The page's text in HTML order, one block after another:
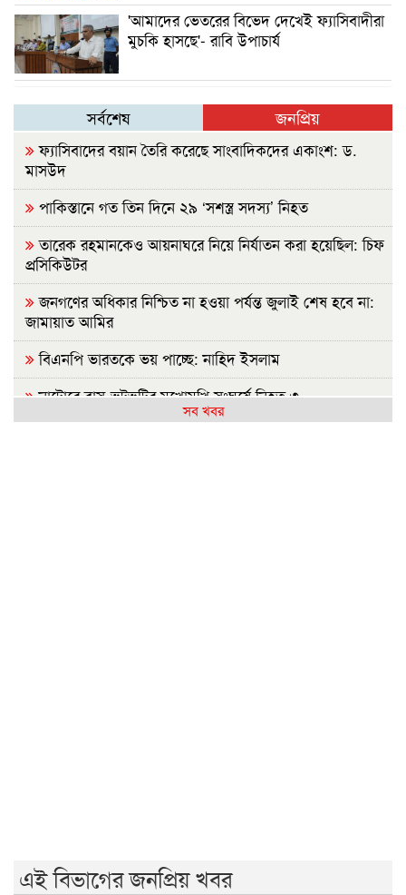
'আমাদের ভেতরের বিভেদ দেখেই ফ্যাসিবাদীরা
মুচকি হাসছে'- রাবি উপাচার্য
সর্বশেষ জনপ্রিয়
ফ্যাসিবাদের বয়ান তৈরি করেছে সাংবাদিকদের একাংশ: ড.
মাসউদ
পাকিস্তানে গত তিন দিনে ২৯ ‘সশস্ত্র সদস্য’ নিহত
তারেক রহমানকেও আয়নাঘরে নিয়ে নির্যাতন করা হয়েছিল: চিফ
প্রসিকিউটর
জনগণের অধিকার নিশ্চিত না হওয়া পর্যন্ত জুলাই শেষ হবে না:
জামায়াত আমির
বিএনপি ভারতকে ভয় পাচ্ছে: নাহিদ ইসলাম
নাটোরে বাস-ভুটভুটির মুখোমুখি সংঘর্ষে নিহত ৩
সব খবর
এই বিভাগের জনপ্রিয় খবর